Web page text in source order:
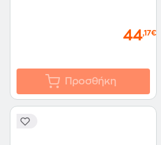
44,17€
Προσθήκη